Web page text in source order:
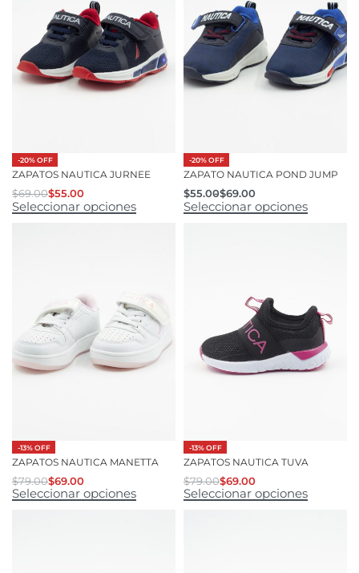
-20% OFF
ZAPATOS NAUTICA JURNEE
$69.00$55.00
Seleccionar opciones
-20% OFF
ZAPATO NAUTICA POND JUMP
$55.00$69.00
Seleccionar opciones
-13% OFF
ZAPATOS NAUTICA MANETTA
$79.00$69.00
Seleccionar opciones
-13% OFF
ZAPATOS NAUTICA TUVA
$79.00$69.00
Seleccionar opciones